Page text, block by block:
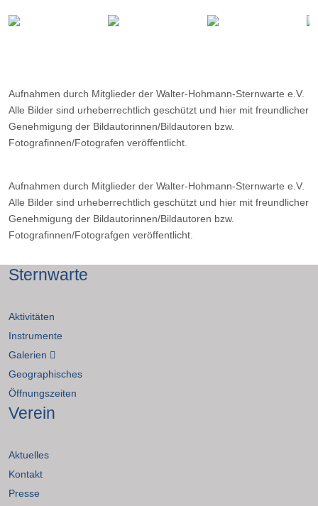
Aufnahmen durch Mitglieder der Walter-Hohmann-Sternwarte e.V.
Alle Bilder sind urheberrechtlich geschützt und hier mit freundlicher
Genehmigung der Bildautorinnen/Bildautoren bzw.
Fotografinnen/Fotografen veröffentlicht.
Aufnahmen durch Mitglieder der Walter-Hohmann-Sternwarte e.V.
Alle Bilder sind urheberrechtlich geschützt und hier mit freundlicher
Genehmigung der Bildautorinnen/Bildautoren bzw.
Fotografinnen/Fotografgen veröffentlicht.
Sternwarte
Aktivitäten
Instrumente
Galerien
Geographisches
Öffnungszeiten
Verein
Aktuelles
Kontakt
Presse